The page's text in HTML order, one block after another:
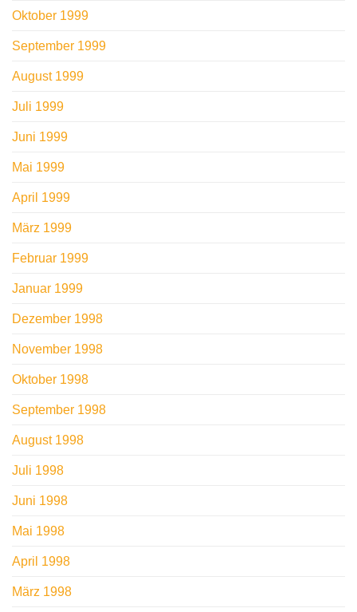
Oktober 1999
September 1999
August 1999
Juli 1999
Juni 1999
Mai 1999
April 1999
März 1999
Februar 1999
Januar 1999
Dezember 1998
November 1998
Oktober 1998
September 1998
August 1998
Juli 1998
Juni 1998
Mai 1998
April 1998
März 1998